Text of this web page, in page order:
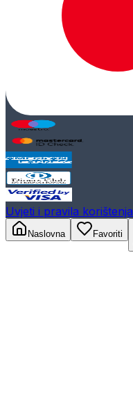
Uvjeti i pravila korištenja
Naslovna
Favoriti